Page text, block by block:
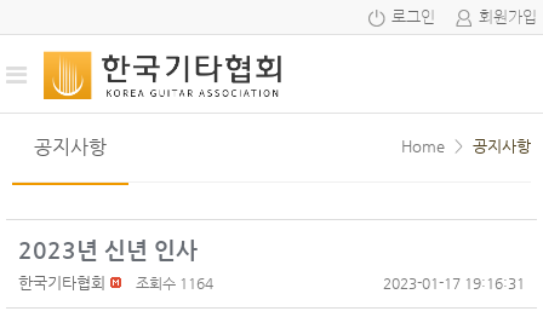
로그인 회원가입
공지사항 Home > 공지사항
2023년 신년 인사
한국기타협회 조회수 1164 2023-01-17 19:16:31